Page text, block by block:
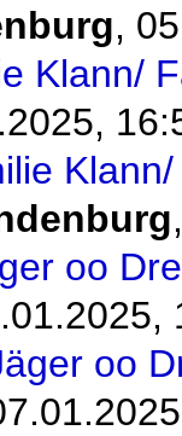
,
Klann/
,
oo
oo